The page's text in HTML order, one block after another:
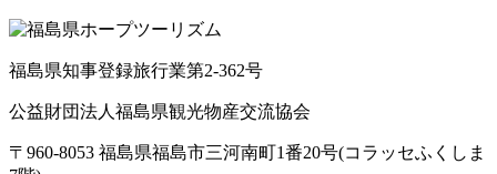
福島県知事登録旅行業第2-362号
公益財団法人福島県観光物産交流協会
〒960-8053 福島県福島市三河南町1番20号(コラッセふくしま